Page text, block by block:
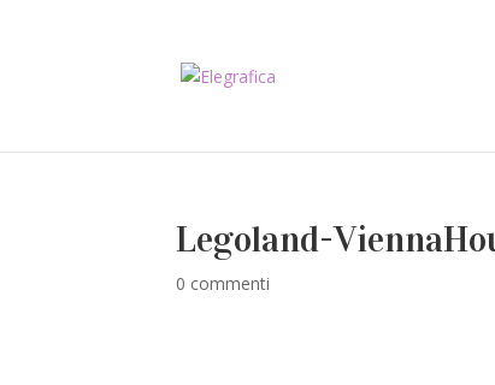
Legoland-
0 commenti